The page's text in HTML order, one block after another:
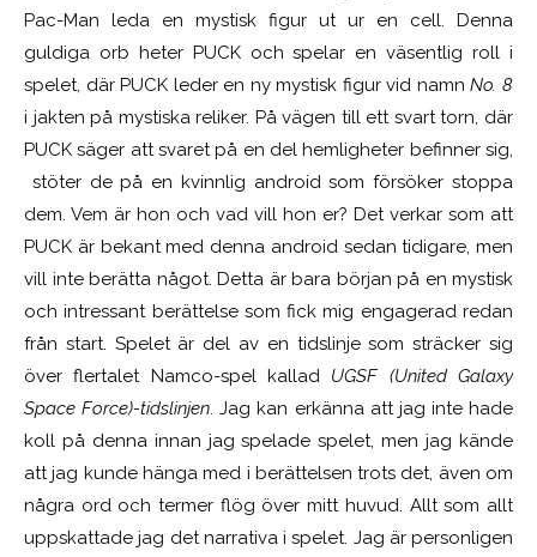
Pac-Man leda en mystisk figur ut ur en cell. Denna
guldiga orb heter PUCK och spelar en väsentlig roll i
spelet, där PUCK leder en ny mystisk figur vid namnNo. 8
i jakten på mystiska reliker. På vägen till ett svart torn, där
PUCK säger att svaret på en del hemligheter befinner sig,
stöter de på en kvinnlig android som försöker stoppa
dem. Vem är hon och vad vill hon er? Det verkar som att
PUCK är bekant med denna android sedan tidigare, men
vill inte berätta något. Detta är bara början på en mystisk
och intressant berättelse som fick mig engagerad redan
från start. Spelet är del av en tidslinje som sträcker sig
över flertalet Namco-spel kallad UGSF (United Galaxy
Space Force)-tidslinjen. Jag kan erkänna att jag inte hade
koll på denna innan jag spelade spelet, men jag kände
att jag kunde hänga med i berättelsen trots det, även om
några ord och termer flög över mitt huvud. Allt som allt
uppskattade jag det narrativa i spelet. Jag är personligen